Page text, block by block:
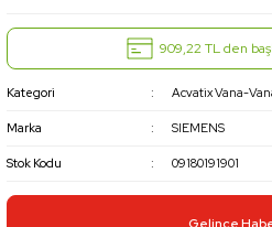
909,22 TL den
Kategori Acvatix Vana-
Marka SIEMENS
Stok Kodu 09180191901
Gelince